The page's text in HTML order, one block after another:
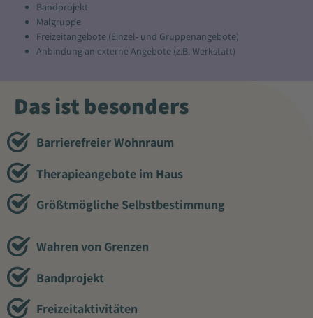
Bandprojekt
Malgruppe
Freizeitangebote (Einzel- und Gruppenangebote)
Anbindung an externe Angebote (z.B. Werkstatt)
Das ist besonders
Barrierefreier Wohnraum
Therapieangebote im Haus
Größtmögliche Selbstbestimmung
Wahren von Grenzen
Bandprojekt
Freizeitaktivitäten